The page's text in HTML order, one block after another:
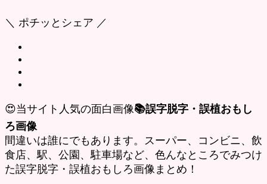
＼ ポチッとシェア ／
😍当サイト人気の面白画像📚誤字脱字・誤植おもし
ろ画像
間違いは誰にでもあります。スーパー、コンビニ、飲
食店、駅、公園、駐車場など、色んなところでみつけ
た誤字脱字・誤植おもしろ画像まとめ！